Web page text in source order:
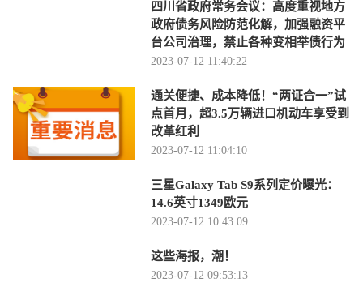
四川省政府常务会议：高度重视地方
政府债务风险防范化解，加强融资平
台公司治理，禁止各种变相举债行为
2023-07-12 11:40:22
通关便捷、成本降低！“两证合一”试
点首月，超3.5万辆进口机动车享受到
改革红利
2023-07-12 11:04:10
三星Galaxy Tab S9系列定价曝光：
14.6英寸1349欧元
2023-07-12 10:43:09
这些海报，潮！
2023-07-12 09:53:13